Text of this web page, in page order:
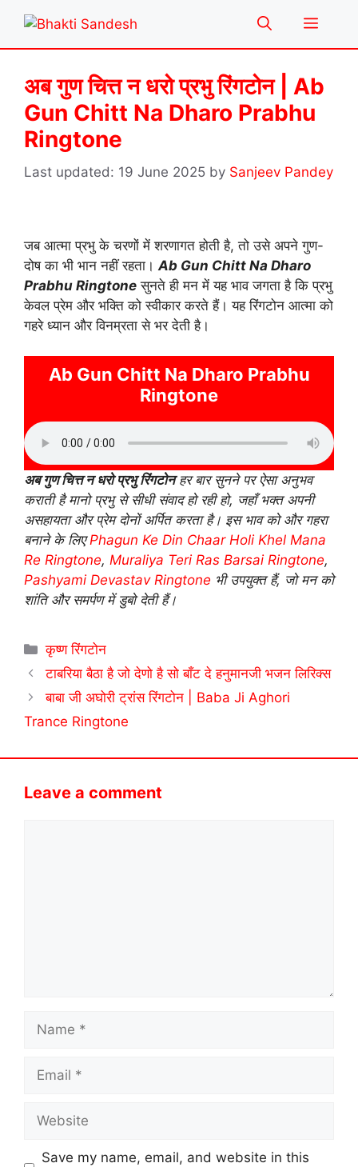
content
Menu
अब गुण चित्त न धरो प्रभु रिंगटोन | Ab
Gun Chitt Na Dharo Prabhu
Ringtone
19 June 2025 by Sanjeev Pandey
जब आत्मा प्रभु के चरणों में शरणागत होती है, तो उसे अपने गुण-
दोष का भी भान नहीं रहता। Ab Gun Chitt Na Dharo
Prabhu Ringtone सुनते ही मन में यह भाव जगता है कि प्रभु
केवल प्रेम और भक्ति को स्वीकार करते हैं। यह रिंगटोन आत्मा को
गहरे ध्यान और विनम्रता से भर देती है।
Ab Gun Chitt Na Dharo Prabhu
Ringtone
अब गुण चित्त न धरो प्रभु रिंगटोनहर बार सुनने पर ऐसा अनुभव
कराती है मानो प्रभु से सीधी संवाद हो रही हो, जहाँ भक्त अपनी
असहायता और प्रेम दोनों अर्पित करता है। इस भाव को और गहरा
बनाने के लिएPhagun Ke Din Chaar Holi Khel Mana
Re Ringtone, Muraliya Teri Ras Barsai Ringtone,
Pashyami Devastav Ringtone भी उपयुक्त हैं, जो मन को
शांति और समर्पण में डुबो देती हैं।
Categories
कृष्ण रिंगटोन
टाबरिया बैठा है जो देणो है सो बाँट दे हनुमानजी भजन लिरिक्स
बाबा जी अघोरी ट्रांस रिंगटोन | Baba Ji Aghori
Trance Ringtone
Leave a comment
Name
Email
Website
Save my name, email, and website in this